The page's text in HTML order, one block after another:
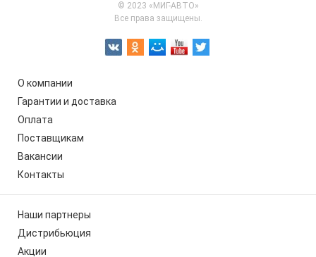
© 2023 «МИГ-АВТО»
Все права защищены.
О компании
Гарантии и доставка
Оплата
Поставщикам
Вакансии
Контакты
Наши партнеры
Дистрибьюция
Акции